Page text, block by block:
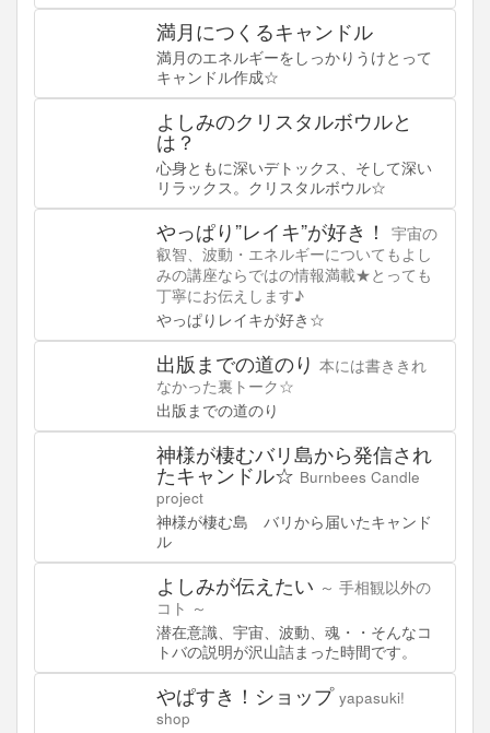
満月につくるキャンドル
満月のエネルギーをしっかりうけとって
キャンドル作成☆
よしみのクリスタルボウルと
は？
心身ともに深いデトックス、そして深い
リラックス。クリスタルボウル☆
やっぱり”レイキ”が好き！
宇宙の
叡智、波動・エネルギーについてもよし
みの講座ならではの情報満載★とっても
丁寧にお伝えします♪
やっぱりレイキが好き☆
出版までの道のり 本には書ききれ
なかった裏トーク☆
出版までの道のり
神様が棲むバリ島から発信され
たキャンドル☆ Burnbees Candle
project
神様が棲む島 バリから届いたキャンド
ル
よしみが伝えたい ～ 手相観以外の
コト ～
潜在意識、宇宙、波動、魂・・そんなコ
トバの説明が沢山詰まった時間です。
やぱすき！ショップ yapasuki!
shop